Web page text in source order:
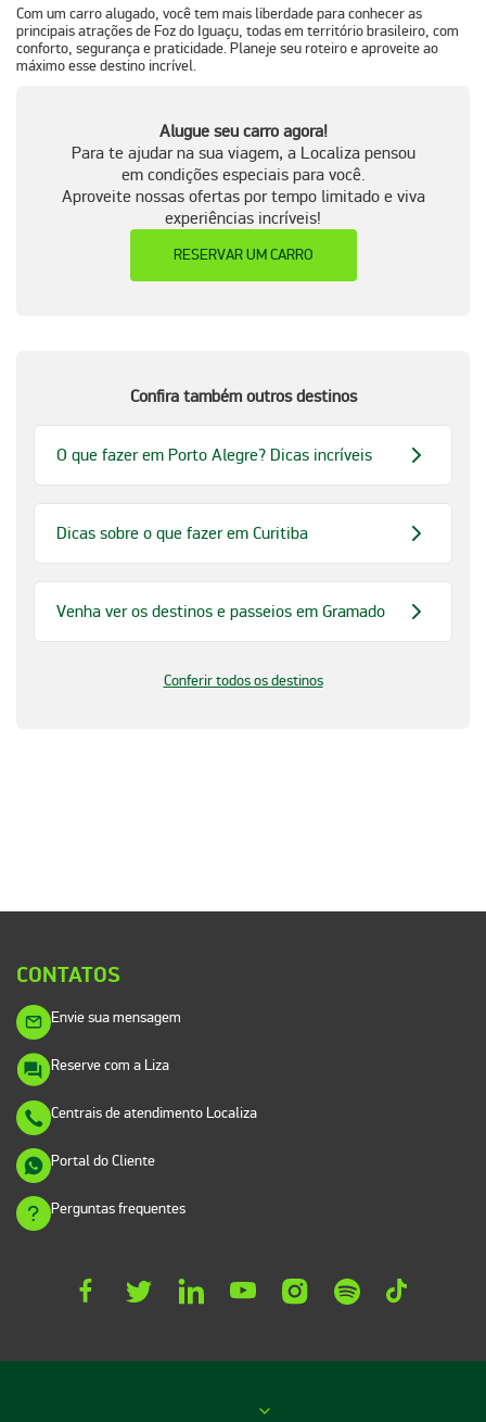
Com um carro alugado, você tem mais liberdade para conhecer as
principais atrações de Foz do Iguaçu, todas em território brasileiro, com
conforto, segurança e praticidade. Planeje seu roteiro e aproveite ao
máximo esse destino incrível.
Alugue seu carro agora!
Para te ajudar na sua viagem, a Localiza pensou
em condições especiais para você.
Aproveite nossas ofertas por tempo limitado e viva
experiências incríveis!
RESERVAR UM CARRO
Confira também outros destinos
O que fazer em Porto Alegre? Dicas incríveis
Dicas sobre o que fazer em Curitiba
Venha ver os destinos e passeios em Gramado
Conferir todos os destinos
CONTATOS
Envie sua mensagem
Reserve com a Liza
Centrais de atendimento Localiza
Portal do Cliente
Perguntas frequentes